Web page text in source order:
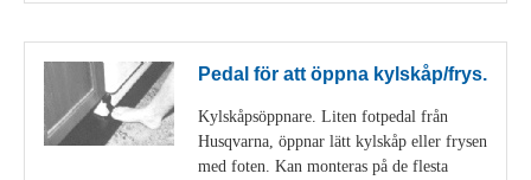
Pedal för att öppna kylskåp/frys.
Kylskåpsöppnare. Liten fotpedal från
Husqvarna, öppnar lätt kylskåp eller frysen
med foten. Kan monteras på de flesta